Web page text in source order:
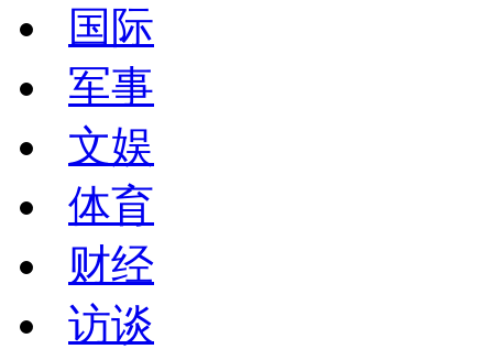
国际
军事
文娱
体育
财经
访谈